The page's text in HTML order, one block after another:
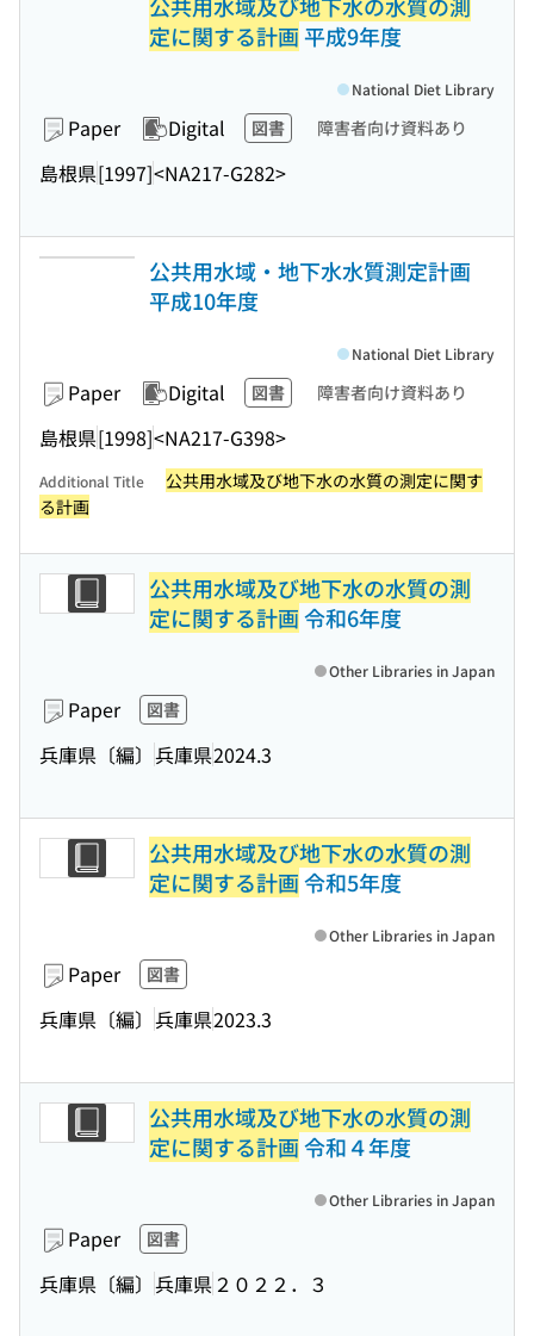
定に関する計画平成9年度
Paper Digital 図書 障害者向け資料あり
島根県[1997]<NA217-G282>
National Diet Library
公共用水域・地下水水質測定計画
平成10年度
Paper Digital 図書 障害者向け資料あり
島根県[1998]<NA217-G398>
National Diet Library
Additional Title
公共用水域及び地下水の水質の測定に関す
る計画
公共用水域及び地下水の水質の測
定に関する計画令和6年度
Paper 図書
兵庫県〔編〕 兵庫県2024.3
Other Libraries in Japan
公共用水域及び地下水の水質の測
定に関する計画令和5年度
Paper 図書
兵庫県〔編〕 兵庫県2023.3
Other Libraries in Japan
公共用水域及び地下水の水質の測
定に関する計画令和４年度
Paper 図書
兵庫県〔編〕 兵庫県 ２０２２．３
Other Libraries in Japan